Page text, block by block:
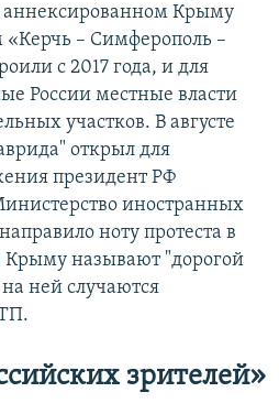
аннексированном Крыму
– Симферополь –
с 2017 года, и для
России местные власти
участков. В августе
открыл для
президент РФ
иностранных
ноту протеста в
Крыму называют "дорогой
ней случаются
зрителей»